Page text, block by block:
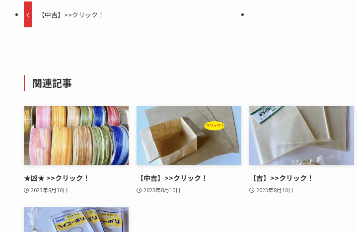
【中吉】>>クリック！
関連記事
★凶★ >>クリック！
2023年8月10日
【中吉】>>クリック！
2023年8月10日
【吉】>>クリック！
2023年8月10日